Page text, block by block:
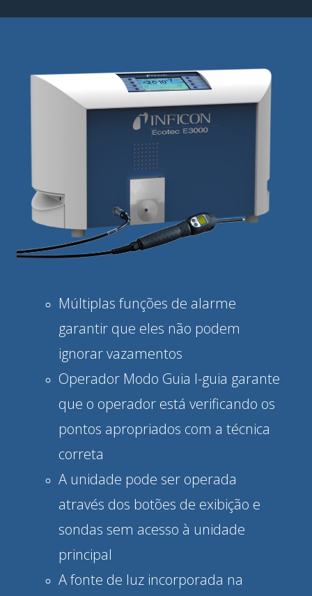
Múltiplas funções de alarme
garantir que eles não podem
ignorar vazamentos
Operador Modo Guia I-guia garante
que o operador está verificando os
pontos apropriados com a técnica
correta
A unidade pode ser operada
através dos botões de exibição e
sondas sem acesso à unidade
principal
A fonte de luz incorporada na